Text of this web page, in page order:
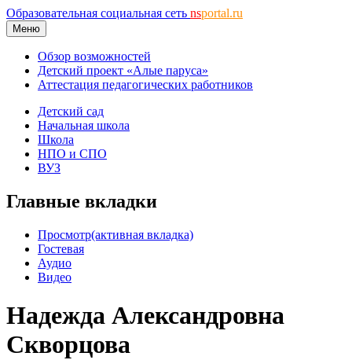
Образовательная социальная сеть nsportal.ru
Меню
Обзор возможностей
Детский проект «Алые паруса»
Аттестация педагогических работников
Детский сад
Начальная школа
Школа
НПО и СПО
ВУЗ
Главные вкладки
Просмотр(активная вкладка)
Гостевая
Аудио
Видео
Надежда Александровна
Скворцова